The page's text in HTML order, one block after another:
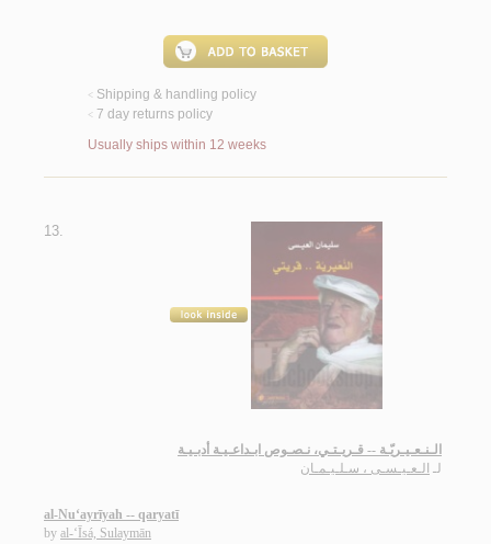
< Shipping & handling policy
< 7 day returns policy
Usually ships within 12 weeks
13.
الـنـعـيـريّـة -- قـريـتـي، نـصـوص ابـداعـيـة أدبـيـة
لـ الـعـيـسـى ، سـلـيـمـان
al-Nu‘ayrīyah -- qaryatī
by al-‘Īsá, Sulaymān